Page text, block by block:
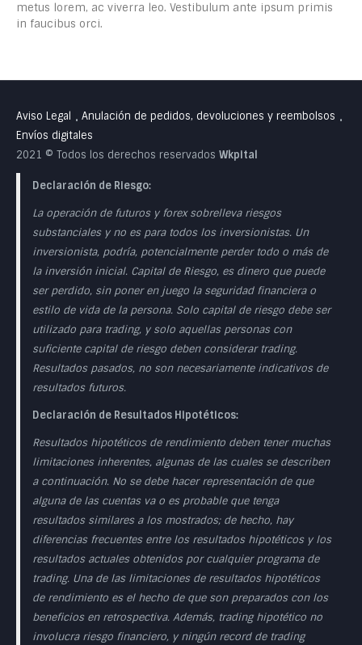
metus lorem, ac viverra leo. Vestibulum ante ipsum primis
in faucibus orci.
Aviso Legal • Anulación de pedidos, devoluciones y reembolsos •
Envíos digitales
2021 © Todos los derechos reservados Wkpital
Declaración de Riesgo:
La operación de futuros y forex sobrelleva riesgos
substanciales y no es para todos los inversionistas. Un
inversionista, podría, potencialmente perder todo o más de
la inversión inicial. Capital de Riesgo, es dinero que puede
ser perdido, sin poner en juego la seguridad financiera o
estilo de vida de la persona. Solo capital de riesgo debe ser
utilizado para trading, y solo aquellas personas con
suficiente capital de riesgo deben considerar trading.
Resultados pasados, no son necesariamente indicativos de
resultados futuros.
Declaración de Resultados Hipotéticos:
Resultados hipotéticos de rendimiento deben tener muchas
limitaciones inherentes, algunas de las cuales se describen
a continuación. No se debe hacer representación de que
alguna de las cuentas va o es probable que tenga
resultados similares a los mostrados; de hecho, hay
diferencias frecuentes entre los resultados hipotéticos y los
resultados actuales obtenidos por cualquier programa de
trading. Una de las limitaciones de resultados hipotéticos
de rendimiento es el hecho de que son preparados con los
beneficios en retrospectiva. Además, trading hipotético no
involucra riesgo financiero, y ningún record de trading